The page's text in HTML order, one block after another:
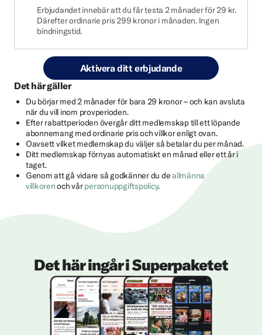
Erbjudandet innebär att du får testa 2 månader för 29 kr.
Därefter ordinarie pris 299 kronor i månaden. Ingen
bindningstid.
Aktivera ditt erbjudande
Det här gäller
Du börjar med 2 månader för bara 29 kronor – och kan avsluta
när du vill inom provperioden.
Efter rabattperioden övergår ditt medlemskap till ett löpande
abonnemang med ordinarie pris och villkor enligt ovan.
Oavsett vilket medlemskap du väljer så betalar du per månad.
Ditt medlemskap förnyas automatiskt en månad eller ett år i
taget.
Genom att gå vidare så godkänner du deallmänna
villkorenoch vårpersonuppgiftspolicy.
Det här ingår i Superpaketet